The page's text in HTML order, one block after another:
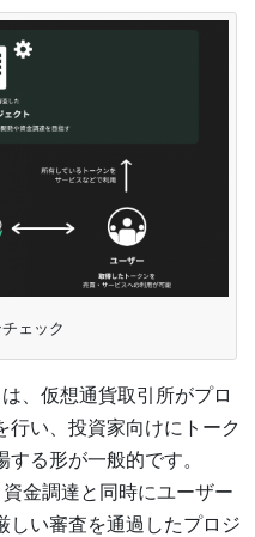
ェック
、仮想通貨取引所がプロ
行い、投資家向けにトーク
る形が一般的です。
金調達と同時にユーザー
しい審査を通過したプロジ